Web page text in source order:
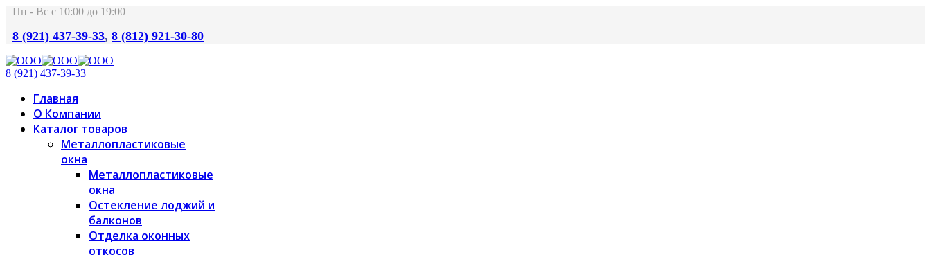
Пн - Вс с 10:00 до 19:00
8 (921) 437-39-33, 8 (812) 921-30-80
8 (921) 437-39-33
Главная
О Компании
Каталог товаров
Металлопластиковые
окна
Металлопластиковые
окна
Остекление лоджий и
балконов
Отделка оконных
откосов